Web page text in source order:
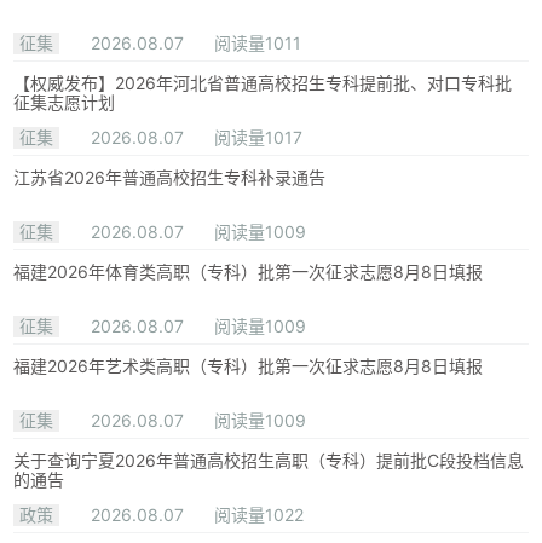
征集 2026.08.07
阅读量1011
【权威发布】2026年河北省普通高校招生专科提前批、对口专科批
征集志愿计划
征集
2026.08.07
阅读量1017
江苏省2026年普通高校招生专科补录通告
征集 2026.08.07
阅读量1009
福建2026年体育类高职（专科）批第一次征求志愿8月8日填报
征集 2026.08.07
阅读量1009
福建2026年艺术类高职（专科）批第一次征求志愿8月8日填报
征集 2026.08.07
阅读量1009
关于查询宁夏2026年普通高校招生高职（专科）提前批C段投档信息
的通告
政策
2026.08.07
阅读量1022